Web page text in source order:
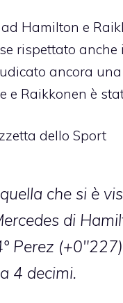
Hamilton e
rispettato
ancora
Raikkonen è
dello Sport
che si è
di
Perez
4 decimi.